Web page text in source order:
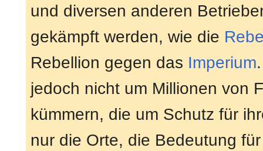
und diversen anderen
gekämpft werden, wie die
Rebellion gegen das Imperium
jedoch nicht um Millionen von
kümmern, die um Schutz für
nur die Orte, die Bedeutung